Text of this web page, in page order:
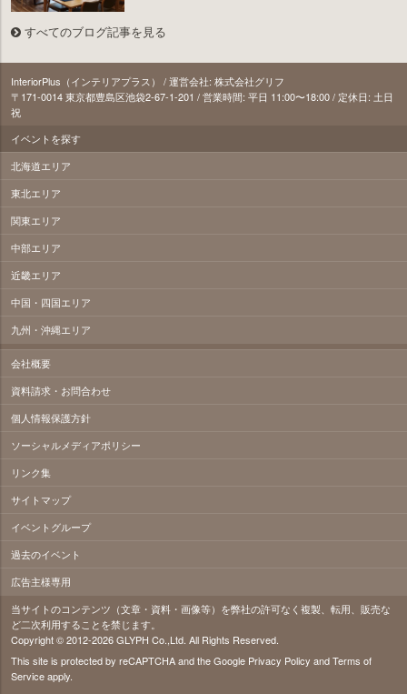
すべてのブログ記事を見る
InteriorPlus（インテリアプラス） / 運営会社: 株式会社グリフ
〒171‐0014 東京都豊島区池袋2-67-1-201 / 営業時間: 平日 11:00〜18:00 / 定休日: 土日
祝
イベントを探す
北海道エリア
東北エリア
関東エリア
中部エリア
近畿エリア
中国・四国エリア
九州・沖縄エリア
会社概要
資料請求・お問合わせ
個人情報保護方針
ソーシャルメディアポリシー
リンク集
サイトマップ
イベントグループ
過去のイベント
広告主様専用
当サイトのコンテンツ（文章・資料・画像等）を弊社の許可なく複製、転用、販売な
ど二次利用することを禁じます。
Copyright © 2012-2026 GLYPH Co.,Ltd. All Rights Reserved.
This site is protected by reCAPTCHA and the Google Privacy Policy andTerms of
Serviceapply.